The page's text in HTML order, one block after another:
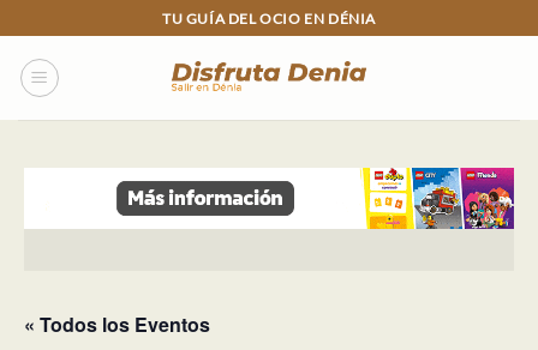
to
content
TU GUÍA DEL OCIO EN DÉNIA
« Todos los Eventos